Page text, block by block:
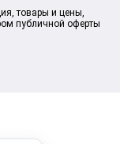
товары и цены,
публичной оферты